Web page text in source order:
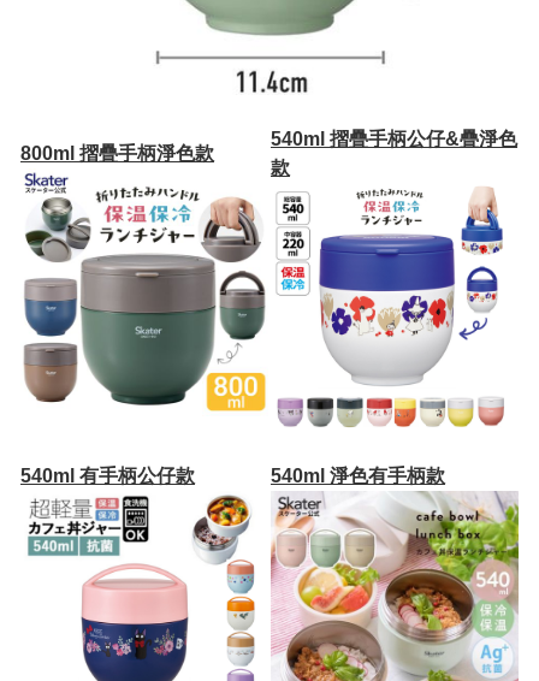
800ml 摺疊手柄淨色款
540ml 摺疊手柄公仔&疊淨色
款
540ml 有手柄公仔款 540ml 淨色有手柄款